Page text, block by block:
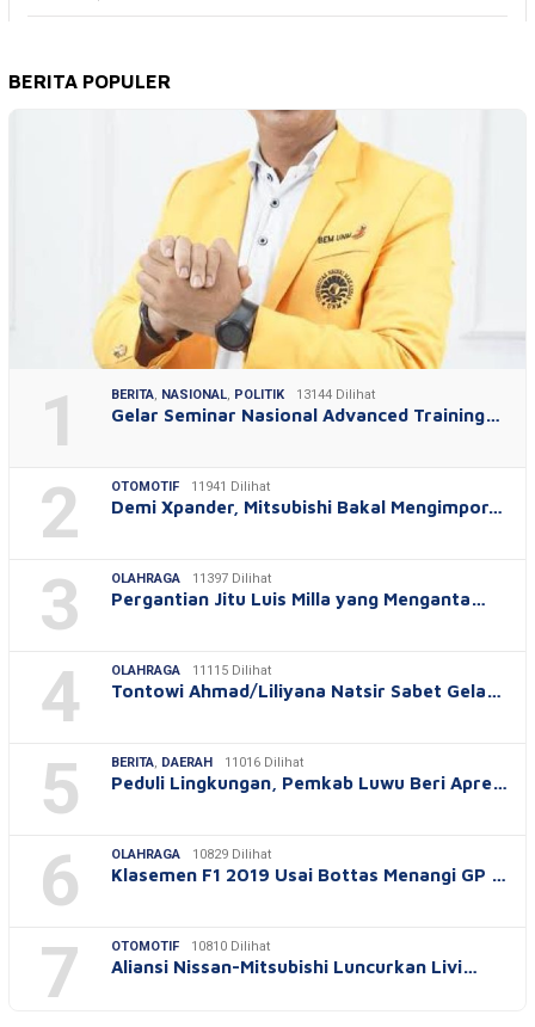
BERITA POPULER
1 BERITA, NASIONAL, POLITIK 13144 Dilihat
Gelar Seminar Nasional Advanced Training…
2 OTOMOTIF 11941 Dilihat
Demi Xpander, Mitsubishi Bakal Mengimpor…
3 OLAHRAGA 11397 Dilihat
Pergantian Jitu Luis Milla yang Menganta…
4 OLAHRAGA 11115 Dilihat
Tontowi Ahmad/Liliyana Natsir Sabet Gela…
5 BERITA, DAERAH 11016 Dilihat
Peduli Lingkungan, Pemkab Luwu Beri Apre…
6 OLAHRAGA 10829 Dilihat
Klasemen F1 2019 Usai Bottas Menangi GP …
7 OTOMOTIF 10810 Dilihat
Aliansi Nissan-Mitsubishi Luncurkan Livi…